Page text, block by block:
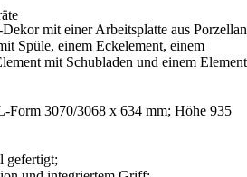
mit einer Arbeitsplatte aus Porzellan
Spüle, einem Eckelement, einem
mit Schubladen und einem Element
Form 3070/3068 x 634 mm; Höhe 935
gefertigt;